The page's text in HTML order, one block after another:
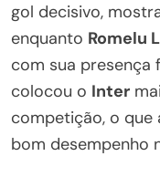
gol decisivo,
enquanto Romelu
com sua presença
colocou o Inter
competição, o que
bom desempenho